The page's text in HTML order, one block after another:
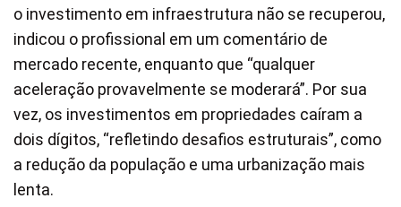
o investimento em infraestrutura não se recuperou,
indicou o profissional em um comentário de
mercado recente, enquanto que “qualquer
aceleração provavelmente se moderará”. Por sua
vez, os investimentos em propriedades caíram a
dois dígitos, “refletindo desafios estruturais”, como
a redução da população e uma urbanização mais
lenta.